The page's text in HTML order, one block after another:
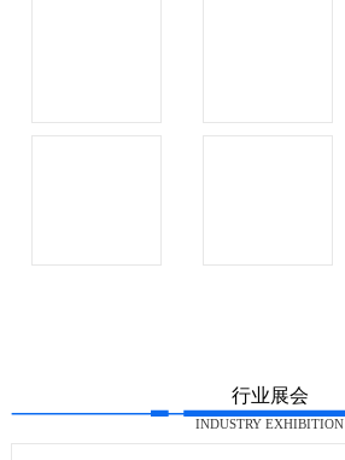
行业展会
INDUSTRY EXHIBITION